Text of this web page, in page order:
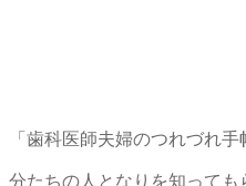
「歯科医師夫婦のつれづれ
分たちの人となりを知って